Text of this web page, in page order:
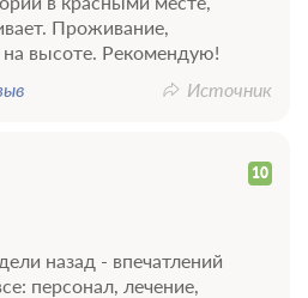
Проживание,
высоте. Рекомендую!
Источник
10
назад - впечатлений
персонал, лечение,